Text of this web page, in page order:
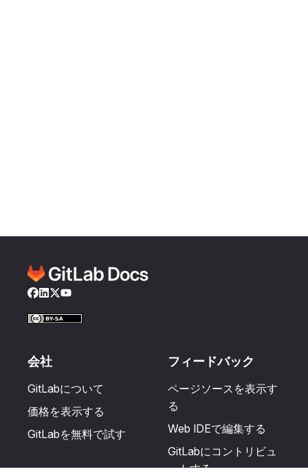
Facebook
LinkedIn
Twitter
YouTube
会社
GitLabについて
価格を表示する
GitLabを無料で試す
フィードバック
ページソースを表示す
る
Web IDEで編集する
GitLabにコントリビュ
ートする